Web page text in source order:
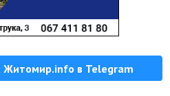
Житомир.info в Telegram